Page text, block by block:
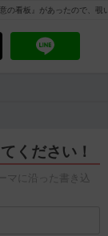
意の看板』があったので、
ください！
マに沿った書き込